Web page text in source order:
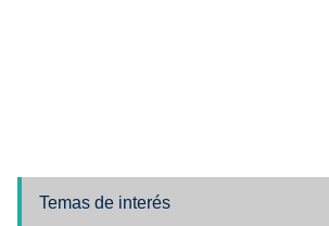
Temas de interés